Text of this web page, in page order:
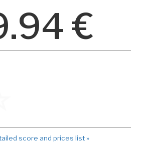
€
score and prices list »